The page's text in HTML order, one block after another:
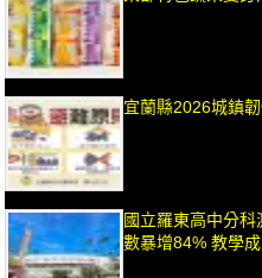
宜蘭縣2026城鎮
國立羅東高中分
數暴增84% 教學